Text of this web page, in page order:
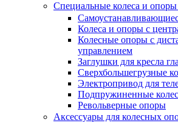
Специальные колеса и опоры
Колеса и опоры с
Колесные опоры с
управлением
Заглушки для кресла
Сверхбольшегрузные
Электропривод для
Подпружиненные
Револьверные опоры
Аксессуары для колесных